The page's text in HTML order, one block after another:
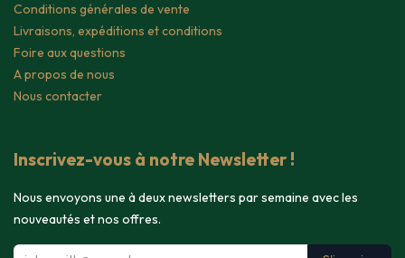
Conditions générales de vente
Livraisons, expéditions et conditions
Foire aux questions
A propos de nous
Nous contacter
Inscrivez-vous à notre Newsletter !
Nous envoyons une à deux newsletters par semaine avec les
nouveautés et nos offres.